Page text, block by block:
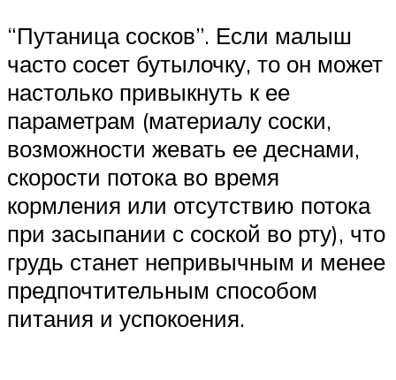
“Путаница сосков”. Если малыш
часто сосет бутылочку, то он может
настолько привыкнуть к ее
параметрам (материалу соски,
возможности жевать ее деснами,
скорости потока во время
кормления или отсутствию потока
при засыпании с соской во рту), что
грудь станет непривычным и менее
предпочтительным способом
питания и успокоения.